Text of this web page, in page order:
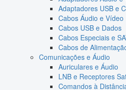
Adaptadores USB e
Cabos Áudio e Vídeo
Cabos USB e Dados
Cabos Especiais e
Cabos de
Comunicações e Áudio
Auriculares e Áudio
LNB e Receptores
Comandos à